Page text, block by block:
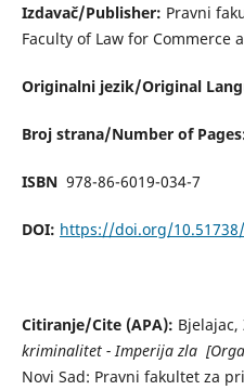
Izdavač/Publisher: Pravni
Faculty of Law for Commerce
Originalni jezik/Original
Broj strana/Number of
ISBN 978-86-6019-034-7
DOI: https://doi.org/
Citiranje/Cite (APA): Bjelajac,
kriminalitet - Imperija zla
Novi Sad: Pravni fakultet za